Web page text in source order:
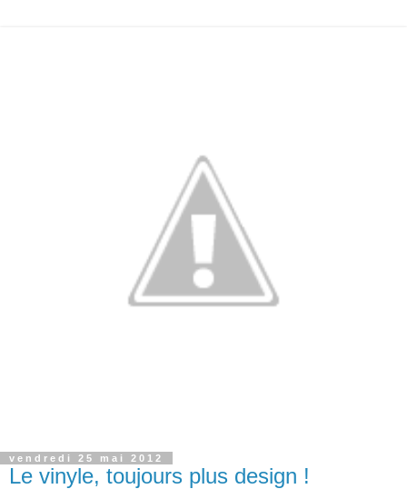
vendredi 25 mai 2012
Le vinyle, toujours plus design !